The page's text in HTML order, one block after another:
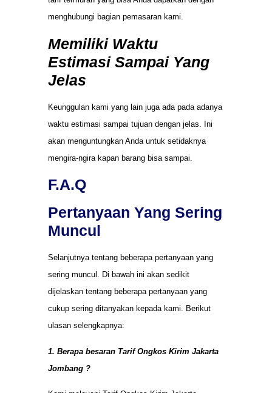
menghubungi bagian pemasaran kami.
Memiliki Waktu
Estimasi Sampai Yang
Jelas
Keunggulan kami yang lain juga ada pada adanya
waktu estimasi sampai tujuan dengan jelas. Ini
akan menguntungkan Anda untuk setidaknya
mengira-ngira kapan barang bisa sampai.
F.A.Q
Pertanyaan Yang Sering
Muncul
Selanjutnya tentang beberapa pertanyaan yang
sering muncul. Di bawah ini akan sedikit
dijelaskan tentang beberapa pertanyaan yang
cukup sering ditanyakan kepada kami. Berikut
ulasan selengkapnya:
1. Berapa besaran Tarif Ongkos Kirim Jakarta
Jombang ?